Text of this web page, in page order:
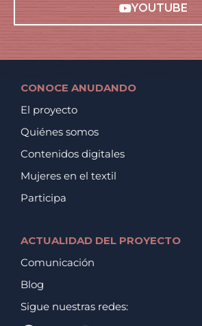
YOUTUBE
CONOCE ANUDANDO
El proyecto
Quiénes somos
Contenidos digitales
Mujeres en el textil
Participa
ACTUALIDAD DEL PROYECTO
Comunicación
Blog
Sigue nuestras redes: